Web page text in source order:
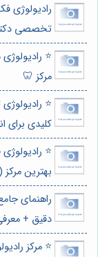
رادیولوژی
تخصصی
⭐️
مرکز 🦷
⭐️
کلیدی برای
⭐️
بهترین
راهنمای
دقیق +
⭐️ مرکز